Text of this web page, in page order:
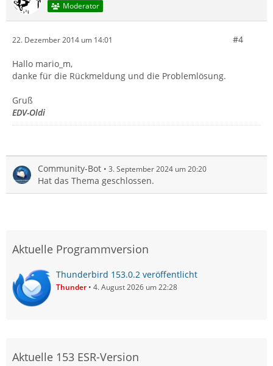
Moderator
22. Dezember 2014 um 14:01 #4
Hallo mario_m,
danke für die Rückmeldung und die Problemlösung.
Gruß
EDV-Oldi
Community-Bot 3. September 2024 um 20:20
Hat das Thema geschlossen.
Aktuelle Programmversion
Thunderbird 153.0.2 veröffentlicht
Thunder 4. August 2026 um 22:28
Aktuelle 153 ESR-Version